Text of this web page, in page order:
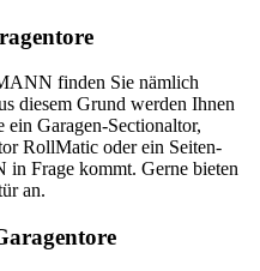
finden Sie nämlich
diesem Grund werden Ihnen
ein Garagen-Sectionaltor,
RollMatic oder ein Seiten-
Frage kommt. Gerne bieten
an.